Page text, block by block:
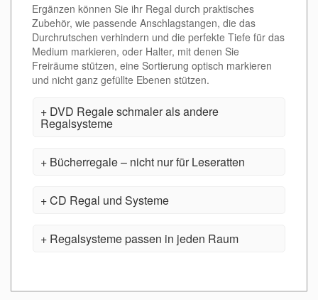
Ergänzen können Sie ihr Regal durch praktisches
Zubehör, wie passende Anschlagstangen, die das
Durchrutschen verhindern und die perfekte Tiefe für das
Medium markieren, oder Halter, mit denen Sie
Freiräume stützen, eine Sortierung optisch markieren
und nicht ganz gefüllte Ebenen stützen.
DVD Regale schmaler als andere
Regalsysteme
Bücherregale – nicht nur für Leseratten
CD Regal und Systeme
Regalsysteme passen in jeden Raum